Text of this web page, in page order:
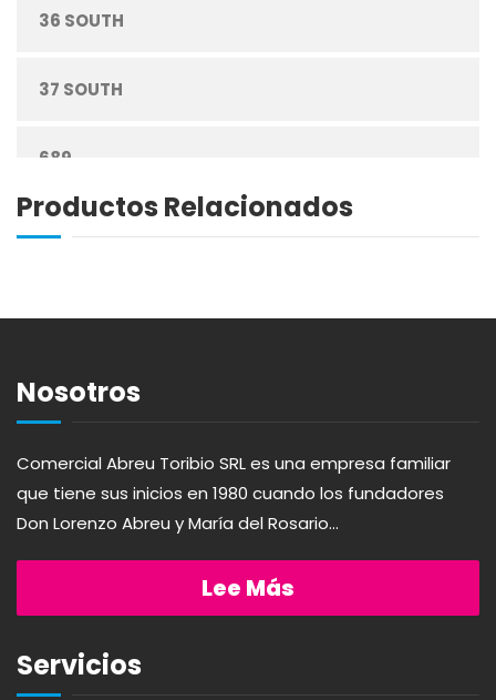
DESECHABLES
ENLATADOS
ESPECIAS
LAVANDERÍA
36 SOUTH
37 SOUTH
689
AMBAR
Productos Relacionados
Nosotros
Comercial Abreu Toribio SRL es una empresa familiar
que tiene sus inicios en 1980 cuando los fundadores
Don Lorenzo Abreu y María del Rosario...
Lee Más
Servicios